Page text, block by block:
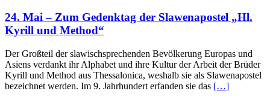
24. Mai – Zum Gedenktag der Slawenapostel „Hl.
Kyrill und Method“
Der Großteil der slawischsprechenden Bevölkerung Europas und
Asiens verdankt ihr Alphabet und ihre Kultur der Arbeit der Brüder
Kyrill und Method aus Thessalonica, weshalb sie als Slawenapostel
bezeichnet werden. Im 9. Jahrhundert erfanden sie das […]